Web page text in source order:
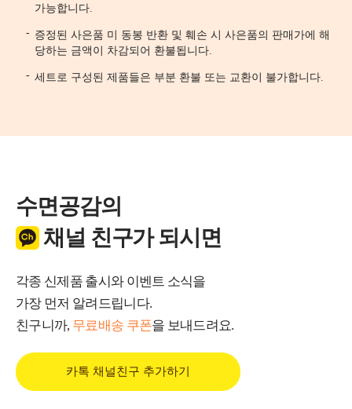
가능합니다.
증정된 사은품 미 동봉 반환 및 훼손 시 사은품의 판매가에 해
당하는 금액이 차감되어 환불됩니다.
세트로 구성된 제품들은 부분 환불 또는 교환이 불가합니다.
수면공감의
채널 친구가 되시면
각종 신제품 출시와 이벤트 소식을
가장 먼저 알려드립니다.
친구니까, 무료배송 쿠폰을 보내드려요.
카톡 채널친구 추가하기